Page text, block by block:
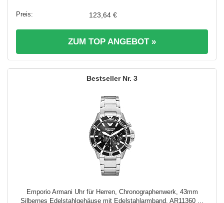
123,64 €
ZUM TOP ANGEBOT »
3
Emporio Armani Uhr für Herren, Chronographenwerk, 43mm
Silbernes Edelstahlgehäuse mit Edelstahlarmband, AR11360 ...